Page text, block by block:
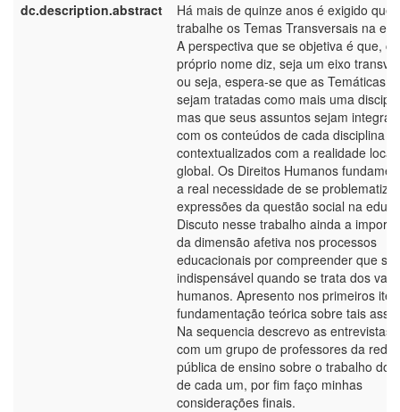
dc.description.abstract
Há mais de quinze anos é exigido que
trabalhe os Temas Transversais na
A perspectiva que se objetiva é que,
próprio nome diz, seja um eixo
ou seja, espera-se que as Temáticas
sejam tratadas como mais uma
mas que seus assuntos sejam
com os conteúdos de cada disciplina e
contextualizados com a realidade local
global. Os Direitos Humanos
a real necessidade de se
expressões da questão social na
Discuto nesse trabalho ainda a
da dimensão afetiva nos processos
educacionais por compreender que
indispensável quando se trata dos
humanos. Apresento nos primeiros
fundamentação teórica sobre tais
Na sequencia descrevo as entrevistas
com um grupo de professores da rede
pública de ensino sobre o trabalho
de cada um, por fim faço minhas
considerações finais.